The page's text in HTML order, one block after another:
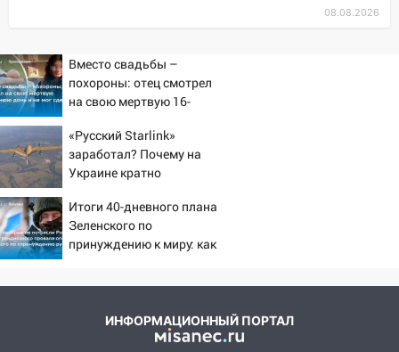
мошенники под видом преподавателя
14:12
Куда жаловаться ульяновцам на
упавшее дерево или затопленную улицу
после непогоды
13:59
В Новом городе ураганным
ветром сорвало опалубку со
строящегося дома
13:54
В мэрии Ульяновска рассказали,
как устраняют последствия мощного
Стихия продолжает крушить
Ульяновск: дерево рухнуло на дом на
08.08.2026
Вместо свадьбы –
похороны: отец смотрел
на свою мертвую 16-
сдержать слезы
«Русский Starlink»
заработал? Почему на
Украине кратно
попаданий по объектам
ВСУ
Итоги 40-дневного плана
Зеленского по
принуждению к миру: как
ИНФОРМАЦИОННЫЙ ПОРТАЛ